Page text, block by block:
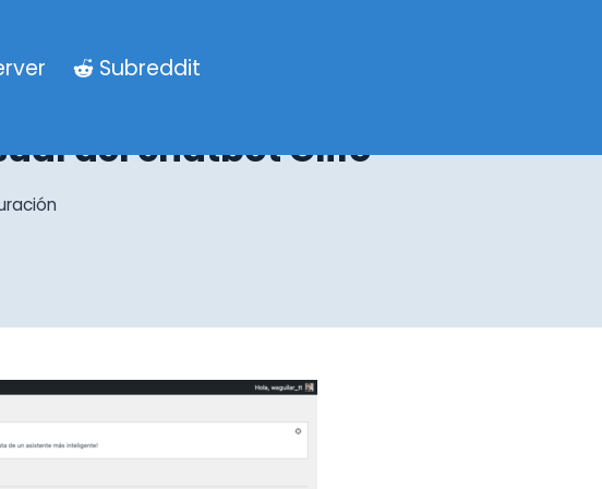
Subreddit
del chatbot Glifo